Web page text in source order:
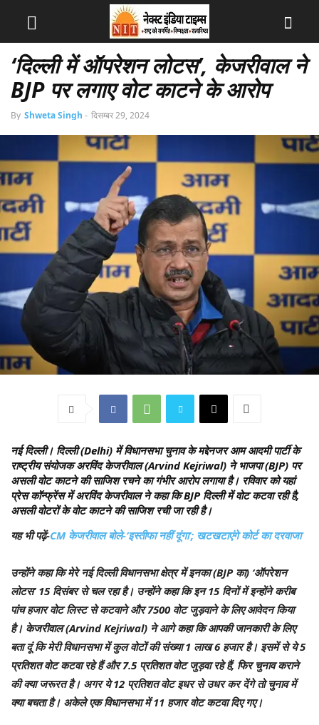
‘दिल्ली में ऑपरेशन लोटस’, केजरीवाल ने
BJP पर लगाए वोट काटने के आरोप
By Shweta Singh - दिसम्बर 29, 2024
नई दिल्ली। दिल्ली (Delhi) में विधानसभा चुनाव के मद्देनजर आम आदमी पार्टी के
राष्ट्रीय संयोजक अरविंद केजरीवाल (Arvind Kejriwal) ने भाजपा (BJP) पर
असली वोट काटने की साजिश रचने का गंभीर आरोप लगाया है। रविवार को यहां
प्रेस कॉन्फ्रेंस में अरविंद केजरीवाल ने कहा कि BJP दिल्ली में वोट कटवा रही है,
असली वोटरों के वोट काटने की साजिश रची जा रही है।
यह भी पढ़ें-CM केजरीवाल बोले-‘इस्तीफा नहीं दूंगा’; खटखटाएंगे कोर्ट का दरवाजा
उन्होंने कहा कि मेरे नई दिल्ली विधानसभा क्षेत्र में इनका (BJP का) ‘ऑपरेशन
लोटस’ 15 दिसंबर से चल रहा है। उन्होंने कहा कि इन 15 दिनों में इन्होंने करीब
पांच हजार वोट लिस्ट से कटवाने और 7500 वोट जुड़वाने के लिए आवेदन किया
है। केजरीवाल (Arvind Kejriwal) ने आगे कहा कि आपकी जानकारी के लिए
बता दूं कि मेरी विधानसभा में कुल वोटों की संख्या 1 लाख 6 हजार है। इसमें से ये 5
प्रतिशत वोट कटवा रहे हैं और 7.5 प्रतिशत वोट जुड़वा रहे हैं, फिर चुनाव कराने
की क्या जरूरत है। अगर ये 12 प्रतिशत वोट इधर से उधर कर देंगे तो चुनाव में
क्या बचता है। अकेले एक विधानसभा में 11 हजार वोट कटवा दिए गए।